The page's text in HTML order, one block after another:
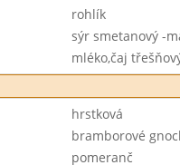
rohlík
sýr smetanový -
mléko,čaj
hrstková
bramborové
pomeranč